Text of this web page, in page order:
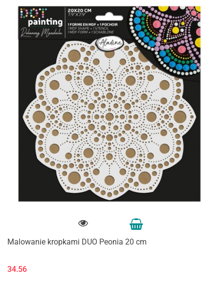
Malowanie kropkami DUO Peonia 20 cm
34.56